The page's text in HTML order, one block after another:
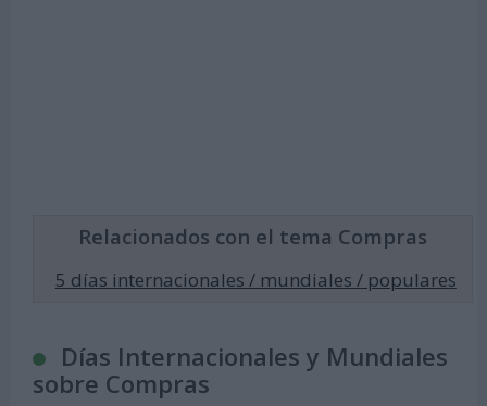
Relacionados con el tema Compras
5 días internacionales / mundiales / populares
Días Internacionales y Mundiales
sobre Compras